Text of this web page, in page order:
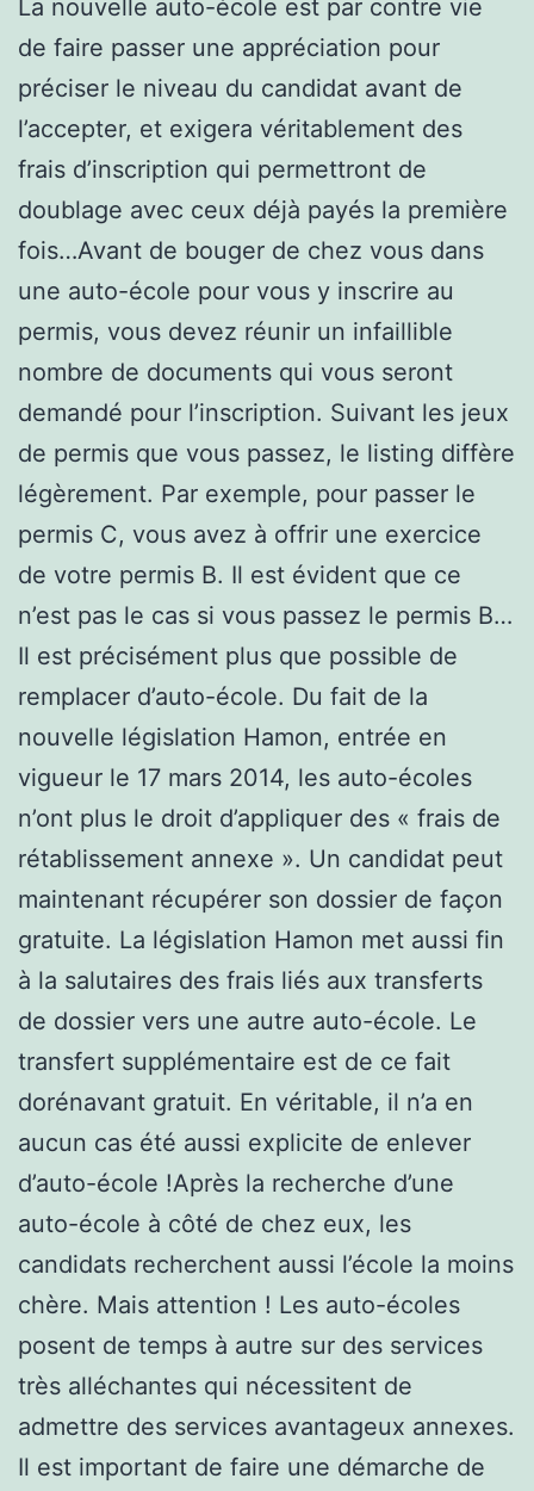
La nouvelle auto-école est par contre vie
de faire passer une appréciation pour
préciser le niveau du candidat avant de
l’accepter, et exigera véritablement des
frais d’inscription qui permettront de
doublage avec ceux déjà payés la première
fois…Avant de bouger de chez vous dans
une auto-école pour vous y inscrire au
permis, vous devez réunir un infaillible
nombre de documents qui vous seront
demandé pour l’inscription. Suivant les jeux
de permis que vous passez, le listing diffère
légèrement. Par exemple, pour passer le
permis C, vous avez à offrir une exercice
de votre permis B. Il est évident que ce
n’est pas le cas si vous passez le permis B…
Il est précisément plus que possible de
remplacer d’auto-école. Du fait de la
nouvelle législation Hamon, entrée en
vigueur le 17 mars 2014, les auto-écoles
n’ont plus le droit d’appliquer des « frais de
rétablissement annexe ». Un candidat peut
maintenant récupérer son dossier de façon
gratuite. La législation Hamon met aussi fin
à la salutaires des frais liés aux transferts
de dossier vers une autre auto-école. Le
transfert supplémentaire est de ce fait
dorénavant gratuit. En véritable, il n’a en
aucun cas été aussi explicite de enlever
d’auto-école !Après la recherche d’une
auto-école à côté de chez eux, les
candidats recherchent aussi l’école la moins
chère. Mais attention ! Les auto-écoles
posent de temps à autre sur des services
très alléchantes qui nécessitent de
admettre des services avantageux annexes.
Il est important de faire une démarche de